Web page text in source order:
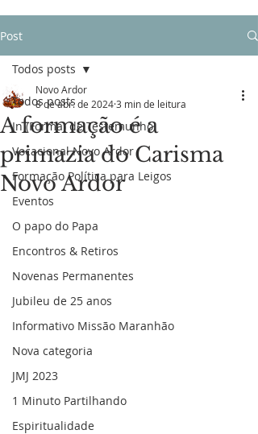
Post
Todos posts
In (Forma) de Testemunho
Vocacional Novo Ardor
Formação Política para Leigos
Eventos
O papo do Papa
Encontros & Retiros
Novenas Permanentes
Jubileu de 25 anos
Informativo Missão Maranhão
Nova categoria
JMJ 2023
1 Minuto Partilhando
Espiritualidade
Todos posts
A formação é a
primazia do Carisma
Novo Ardor
Novo Ardor
8 de abr. de 20243 min de leitura